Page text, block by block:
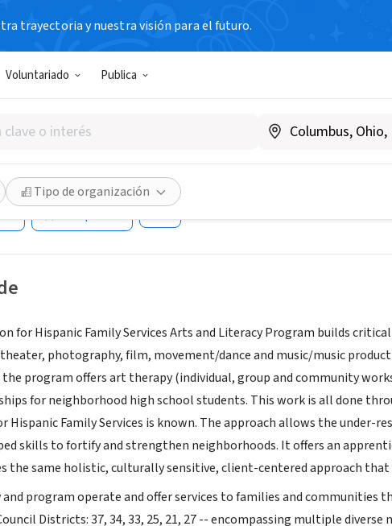
trayectoria y nuestra visión para el futuro.
Voluntariado Publica
Tipo de organización
for Hispanic Family
NY|www.hispanicfamilyservicesny.org/
Compartir
for Hispanic Family Services Arts and Literacy Program builds
photography, film, movement/dance and music/music
program offers art therapy (individual, group and community
for neighborhood high school students. This work is all done
Hispanic Family Services is known. The approach allows the under-
skills to fortify and strengthen neighborhoods. It offers an
the same holistic, culturally sensitive, client-centered approach
and program operate and offer services to families and communities
Districts: 37, 34, 33, 25, 21, 27 -- encompassing multiple